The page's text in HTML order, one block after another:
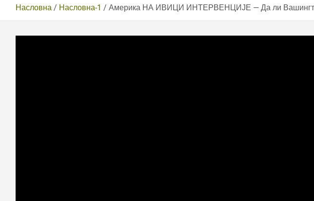
Насловна Насловна-1 Америка НА ИВИЦИ ИНТЕРВЕНЦИЈЕ — Да ли